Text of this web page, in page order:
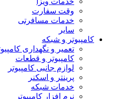
وقت سفارت
خدمات مسافرتی
سایر
کامپیوتر و شبکه
تعمیر و نگهداری
کامپیوتر و قطعات
لوازم جانبی کامپیوتر
پرینتر و اسکنر
خدمات شبکه
نرم افزار کامپیوتر